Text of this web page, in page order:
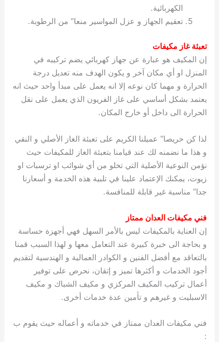
الكهربائية.
تعقيم الجهاز و عزل المواسير منعا” من الرطوبة.
تعبئة غاز مكيفات
إن المكيف هو عبارة عن جهاز كهربائي يضم تركيبه في
المنزل او أي مكان آخر و يكون الهدف منه تعديل درجة
الحرارة و مهما كان نوعه إلا انه يعمل على مبدأ واحد حيث انه
يعتمد بشكل أساسي على غاز الفريون الذي يعمل على نقل
الحرارة الى داخل أو خارج المكان.
لذا كن حريصا” عميلنا الكريم على تعبئة الغاز الأصلي و النقي
و هذا ما نضمنه لك عند قيامنا بتعبئة الغاز للمكيفات حيث
نؤمن النوعية الأصلية التي تخلو من أي شوائب او ترسبات او
زيوت، يمكنك الإعتماد علينا في تلبية هذه الخدمة و أسعارنا
جدا” مناسبة غير قابلة للمنافسة.
فني مكيفات العدان ممتاز
إن العناية بالمكيفات ليس بالأمر السهل فهي أجهزة حساسة
و بحاجة الى خبرة كبيرة عند التعامل معها و لهذا السبب قمنا
بالتعاقد مع أفضل الفنين و الكوادر العمالية و الهندسية لتقديم
أجود الخدمات و أكثرها تميز و إتقان، نحرص على توفير
أعمال تركيب المكيف المركزي و مكيف الشباك و مكيف
الاسبليت و غيرهم و تأمين عدة خدمات أخرى.
فني مكيفات العدان ممتاز في خدماته و أعماله حيث يقوم ب
: